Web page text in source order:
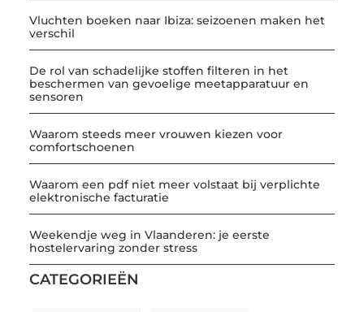
Vluchten boeken naar Ibiza: seizoenen maken het
verschil
De rol van schadelijke stoffen filteren in het
beschermen van gevoelige meetapparatuur en
sensoren
Waarom steeds meer vrouwen kiezen voor
comfortschoenen
Waarom een pdf niet meer volstaat bij verplichte
elektronische facturatie
Weekendje weg in Vlaanderen: je eerste
hostelervaring zonder stress
CATEGORIEËN